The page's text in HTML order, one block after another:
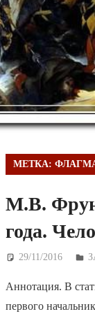
МЕТКА:
М.В.
года.
29/11/2016
Аннотация. В
первого